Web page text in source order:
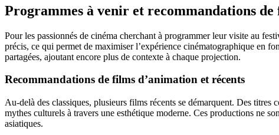
Programmes à venir et recommandations de
Pour les passionnés de cinéma cherchant à programmer leur visite au
précis, ce qui permet de maximiser l’expérience cinématographique en
partagées, ajoutant encore plus de contexte à chaque projection.
Recommandations de films d’animation et récents
Au-delà des classiques, plusieurs films récents se démarquent. Des
mythes culturels à travers une esthétique moderne. Ces productions ne
asiatiques.